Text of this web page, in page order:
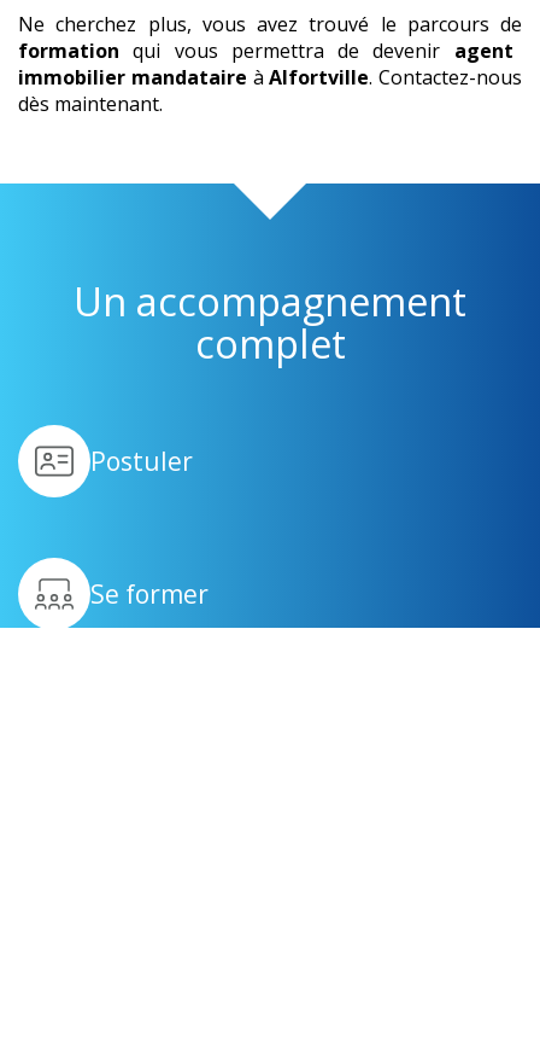
Ne cherchez plus, vous avez trouvé le parcours de
formation qui vous permettra de devenir agent
immobilier mandataire àAlfortville. Contactez-nous
dès maintenant.
Un accompagnement
complet
Postuler
Se former